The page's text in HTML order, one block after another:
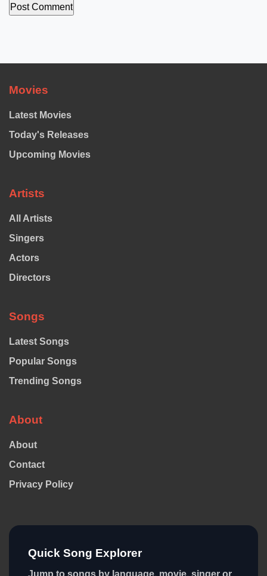
Movies
Latest Movies
Today's Releases
Upcoming Movies
Artists
All Artists
Singers
Actors
Directors
Songs
Latest Songs
Popular Songs
Trending Songs
About
About
Contact
Privacy Policy
Quick Song Explorer
Jump to songs by language, movie, singer or